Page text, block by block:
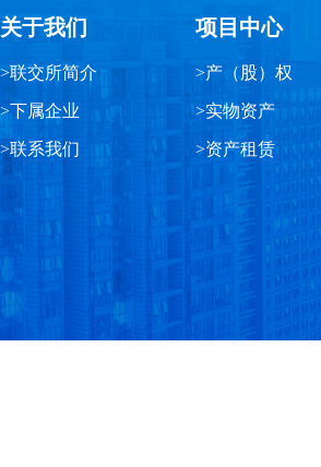
关于我们
>联交所简介
>下属企业
>联系我们
项目中心
>产（股）权
>实物资产
>资产租赁